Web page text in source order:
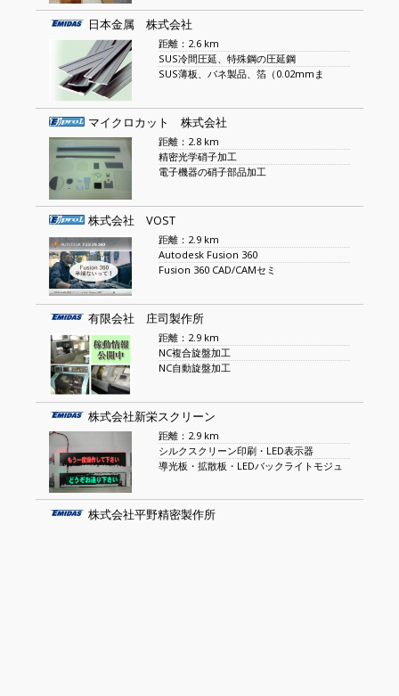
日本金属 株式会社
距離：2.6 km
SUS冷間圧延、特殊鋼の圧延鋼
SUS薄板、バネ製品、箔（0.02mmま
マイクロカット 株式会社
距離：2.8 km
精密光学硝子加工
電子機器の硝子部品加工
株式会社 VOST
距離：2.9 km
Autodesk Fusion 360
Fusion 360 CAD/CAMセミ
有限会社 庄司製作所
距離：2.9 km
NC複合旋盤加工
NC自動旋盤加工
株式会社新栄スクリーン
距離：2.9 km
シルクスクリーン印刷・LED表示器
導光板・拡散板・LEDバックライトモジュ
株式会社平野精密製作所